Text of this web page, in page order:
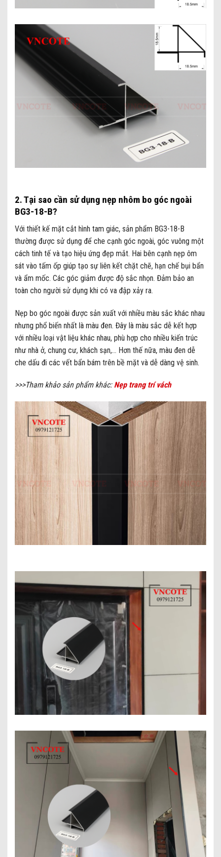
2. Tại sao cần sử dụng nẹp nhôm bo góc ngoài
BG3-18-B?
Với thiết kế mặt cắt hình tam giác, sản phẩm BG3-18-B
thường được sử dụng để che cạnh góc ngoài, góc vuông một
cách tinh tế và tạo hiệu ứng đẹp mắt. Hai bên cạnh nẹp ôm
sát vào tấm ốp giúp tạo sự liên kết chặt chẽ, hạn chế bụi bẩn
và ẩm mốc. Các góc giảm được độ sắc nhọn. Đảm bảo an
toàn cho người sử dụng khi có va đập xảy ra.
Nẹp bo góc ngoài được sản xuất với nhiều màu sắc khác nhau
nhưng phổ biến nhất là màu đen. Đây là màu sắc dễ kết hợp
với nhiều loại vật liệu khác nhau, phù hợp cho nhiều kiến trúc
như nhà ở, chung cư, khách sạn,… Hơn thế nữa, màu đen dễ
che dấu đi các vết bẩn bám trên bề mặt và dễ dàng vệ sinh.
>>>Tham khảo sản phẩm khác: Nẹp trang trí vách